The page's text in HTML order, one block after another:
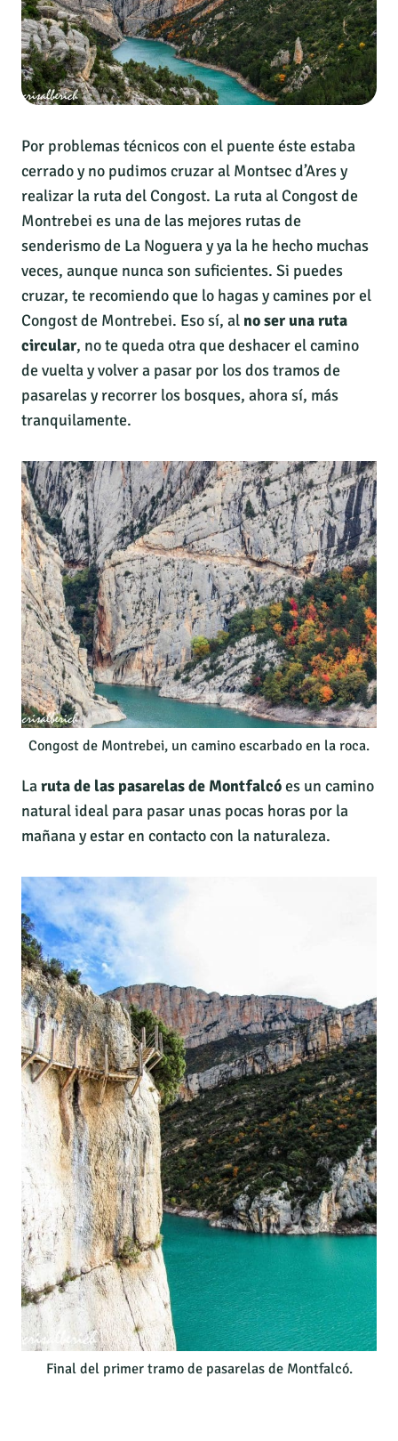
Por problemas técnicos con el puente éste estaba
cerrado y no pudimos cruzar al Montsec d’Ares y
realizar la ruta del Congost. La ruta al Congost de
Montrebei es una de las mejores rutas de
senderismo de La Noguera y ya la he hecho muchas
veces, aunque nunca son suficientes. Si puedes
cruzar, te recomiendo que lo hagas y camines por el
Congost de Montrebei. Eso sí, al no ser una ruta
circular, no te queda otra que deshacer el camino
de vuelta y volver a pasar por los dos tramos de
pasarelas y recorrer los bosques, ahora sí, más
tranquilamente.
Congost de Montrebei, un camino escarbado en la roca.
Laruta de las pasarelas de Montfalcóes un camino
natural ideal para pasar unas pocas horas por la
mañana y estar en contacto con la naturaleza.
Final del primer tramo de pasarelas de Montfalcó.